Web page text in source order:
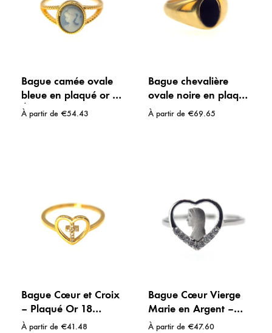
Bague camée ovale
bleue en plaqué or –
Élégance intemporelle
À partir de €54.43
Bague chevalière
ovale noire en plaqué
or 18 carats
À partir de €69.65
Bague Cœur et Croix
– Plaqué Or 18
Carats et Strass
À partir de €41.48
Bague Cœur Vierge
Marie en Argent –
Délicatesse &
À partir de €47.60